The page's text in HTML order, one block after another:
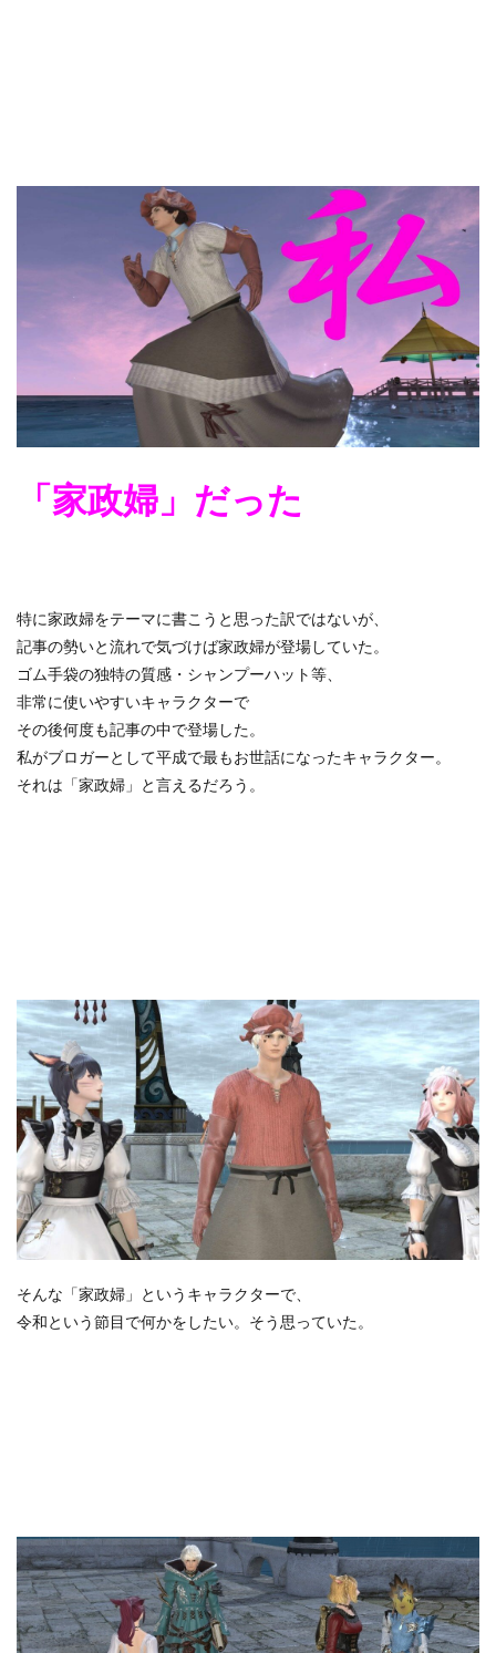
「家政婦」だった
特に家政婦をテーマに書こうと思った訳ではないが、
記事の勢いと流れで気づけば家政婦が登場していた。
ゴム手袋の独特の質感・シャンプーハット等、
非常に使いやすいキャラクターで
その後何度も記事の中で登場した。
私がブロガーとして平成で最もお世話になったキャラクター。
それは「家政婦」と言えるだろう。
そんな「家政婦」というキャラクターで、
令和という節目で何かをしたい。そう思っていた。